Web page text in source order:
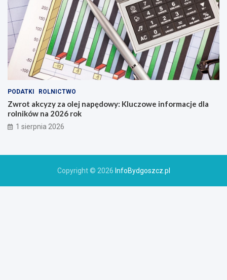
PODATKI ROLNICTWO
Zwrot akcyzy za olej napędowy: Kluczowe informacje dla
rolników na 2026 rok
1 sierpnia 2026
Copyright © 2026 InfoBydgoszcz.pl